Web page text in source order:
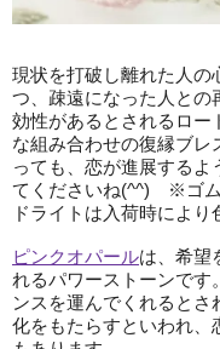
現状を打破し離れた人の
つ、疎遠になった人との
効性があるとされるロー
な組み合わせの復縁ブ
っても、恋が進展するよ
てくださいね(^^) ※ゴム
ドライトは入荷時により
ピンクオパールは、希望
れるパワーストーンです
ンスを運んでくれると
化をもたらすといわれ、